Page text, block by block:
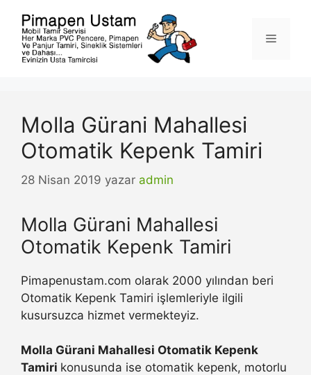
Menü
Molla Gürani Mahallesi
Otomatik Kepenk Tamiri
28 Nisan 2019 yazar admin
Molla Gürani Mahallesi
Otomatik Kepenk Tamiri
Pimapenustam.com olarak 2000 yılından beri
Otomatik Kepenk Tamiri işlemleriyle ilgili
kusursuzca hizmet vermekteyiz.
Molla Gürani Mahallesi Otomatik Kepenk
Tamiri konusunda ise otomatik kepenk, motorlu